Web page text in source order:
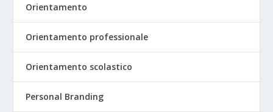
Orientamento
Orientamento professionale
Orientamento scolastico
Personal Branding